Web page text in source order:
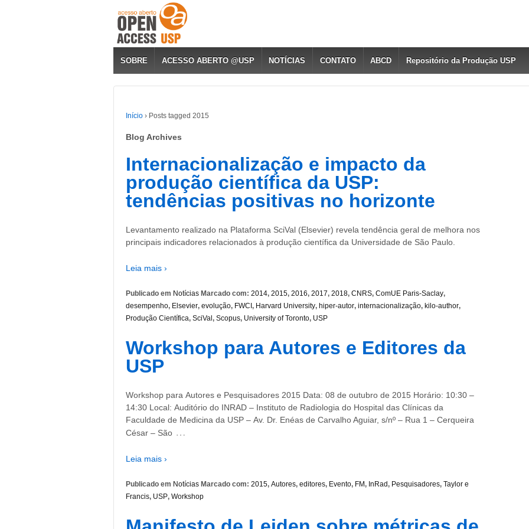
SOBRE ACESSO ABERTO @USP NOTÍCIAS CONTATO ABCD Repositório da Produção USP
Início › Posts tagged 2015
Blog Archives
Internacionalização e impacto da
produção científica da USP:
tendências positivas no horizonte
Levantamento realizado na Plataforma SciVal (Elsevier) revela tendência geral de melhora nos
principais indicadores relacionados à produção científica da Universidade de São Paulo.
Leia mais ›
Publicado em Notícias Marcado com: 2014, 2015, 2016, 2017, 2018, CNRS, ComUE Paris-Saclay,
desempenho, Elsevier, evolução, FWCI , Harvard University, hiper-autor, internacionalização, kilo-author,
Produção Científica, SciVal , Scopus, University of Toronto, USP
Workshop para Autores e Editores da
USP
Workshop para Autores e Pesquisadores 2015 Data: 08 de outubro de 2015 Horário: 10:30 –
14:30 Local: Auditório do INRAD – Instituto de Radiologia do Hospital das Clínicas da
Faculdade de Medicina da USP – Av. Dr. Enéas de Carvalho Aguiar, s/nº – Rua 1 – Cerqueira
César – São …
Leia mais ›
Publicado em Notícias Marcado com: 2015, Autores, editores, Evento, FM, InRad, Pesquisadores, Taylor e
Francis, USP, Workshop